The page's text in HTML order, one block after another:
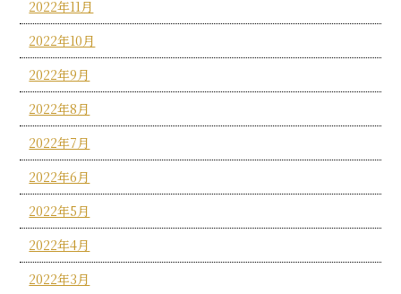
2022年11月
2022年10月
2022年9月
2022年8月
2022年7月
2022年6月
2022年5月
2022年4月
2022年3月